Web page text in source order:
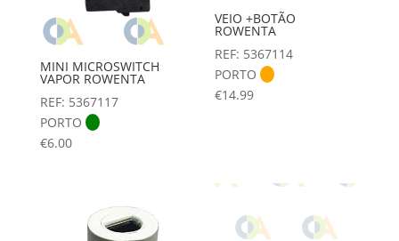
MINI MICROSWITCH
VAPOR ROWENTA
REF: 5367117
PORTO
€6.00
VEIO +BOTÃO
ROWENTA
REF: 5367114
PORTO
€14.99